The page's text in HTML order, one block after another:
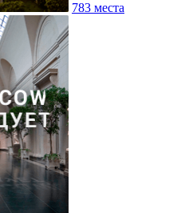
783 места